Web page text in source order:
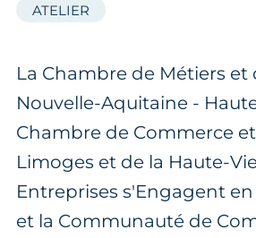
ATELIER
La Chambre de Métiers et
Nouvelle-Aquitaine -
Chambre de Commerce
Limoges et de la Haute-
Entreprises s'Engagent
et la Communauté de